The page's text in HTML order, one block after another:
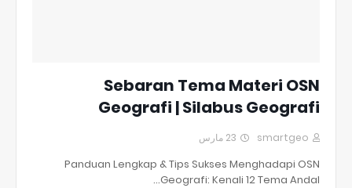
Sebaran Tema Materi OSN
Geografi | Silabus Geografi
smartgeo 23 مارس
Panduan Lengkap & Tips Sukses Menghadapi OSN
Geografi: Kenali 12 Tema Andal…